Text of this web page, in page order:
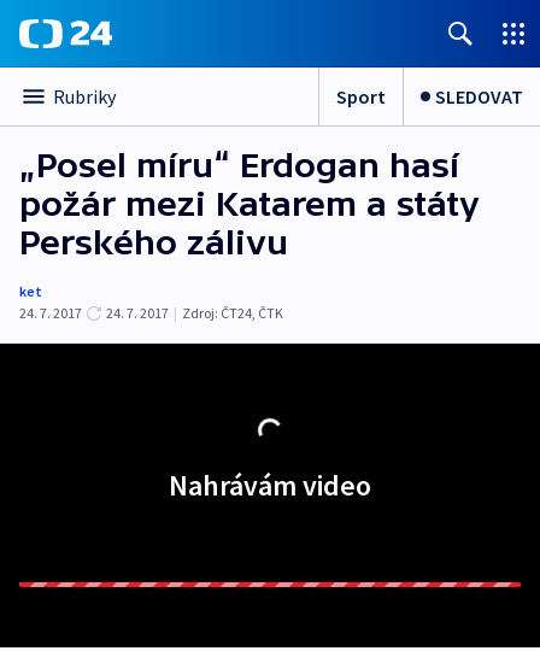
Rubriky Sport SLEDOVAT
„Posel míru“ Erdogan hasí
požár mezi Katarem a státy
Perského zálivu
ket
24. 7. 2017
24. 7. 2017 | Zdroj: ČT24, ČTK
Nahrávám video